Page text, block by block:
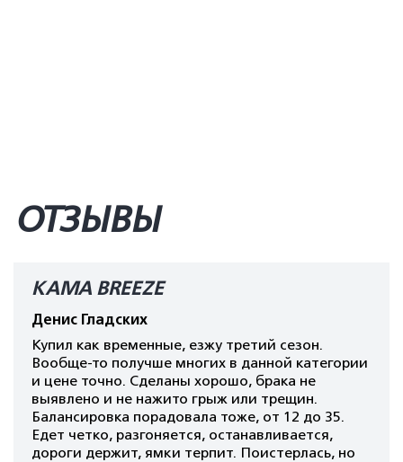
ОТЗЫВЫ
КАМА BREEZE
Денис Гладских
Купил как временные, езжу третий сезон.
Вообще-то получше многих в данной категории
и цене точно. Сделаны хорошо, брака не
выявлено и не нажито грыж или трещин.
Балансировка порадовала тоже, от 12 до 35.
Едет четко, разгоняется, останавливается,
дороги держит, ямки терпит. Поистерлась, но